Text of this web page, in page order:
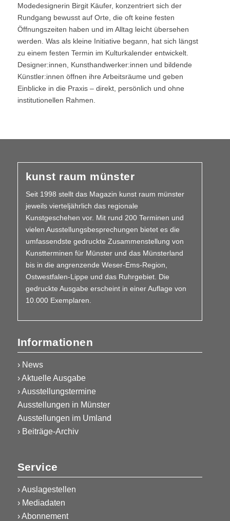
Modedesignerin Birgit Käufer, konzentriert sich der
Rundgang bewusst auf Orte, die oft keine festen
Öffnungszeiten haben und im Alltag leicht übersehen
werden. Was als kleine Initiative begann, hat sich längst
zu einem festen Termin im Kulturkalender entwickelt.
Designer:innen, Kunsthandwerker:innen und bildende
Künstler:innen öffnen ihre Arbeitsräume und geben
Einblicke in die Praxis – direkt, persönlich und ohne
institutionellen Rahmen.
kunst raum münster
Seit 1998 stellt das Magazin kunst raum münster
jeweils vierteljährlich das regionale
Kunstgeschehen vor. Mit rund 200 Terminen und
vielen Aus­­stellungs­besprechungen bietet es die
umfassendste gedruckte Zusammen­stellung von
Kunstterminen für Münster und das Münsterland
bis in die angrenzende Weser-Ems-Region,
Ostwestfalen-Lippe und das Ruhrgebiet. Die
gedruckte Ausgabe erscheint in einer Auflage von
10.000 Exemplaren.
Informationen
› News
› Aktuelle Ausgabe
› Ausstellungstermine
Ausstellungen in Münster
Ausstellungen im Umland
› Beiträge-Archiv
Service
›Auslagestellen
› Mediadaten
›Abonnement